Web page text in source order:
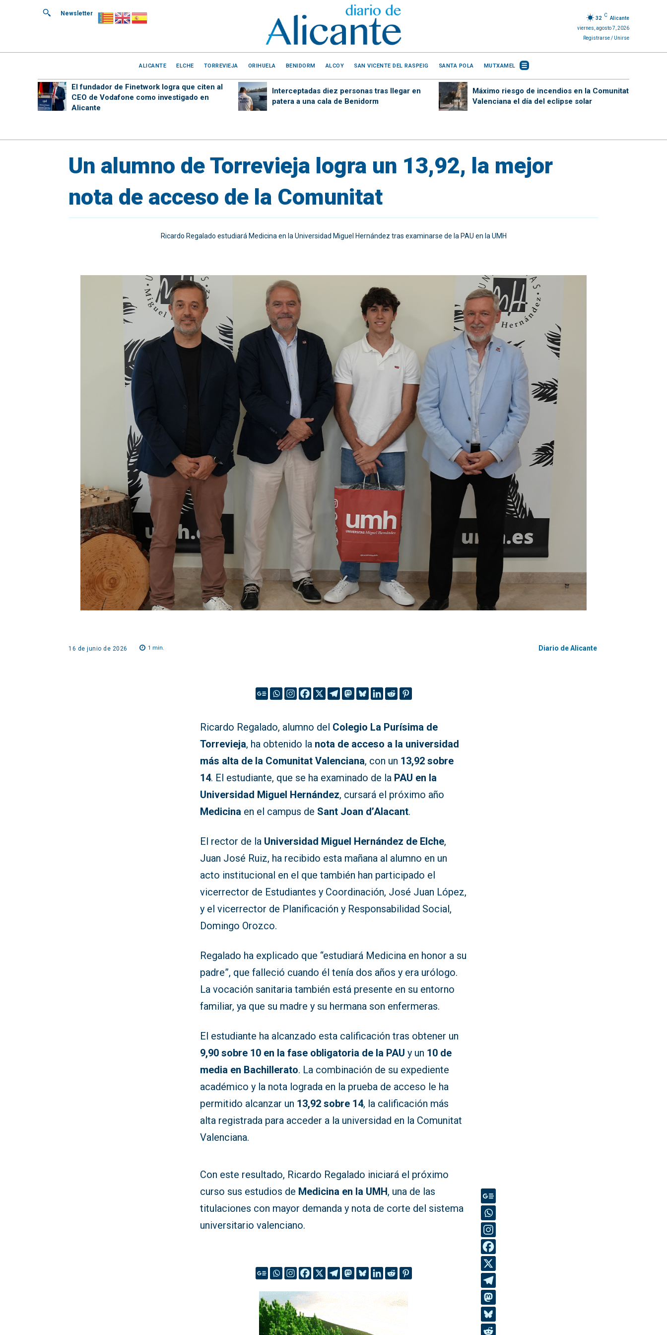
Newsletter
32
C
Alicante
viernes, agosto 7, 2026
Registrarse / Unirse
ALICANTE ELCHE TORREVIEJA ORIHUELA BENIDORM ALCOY SAN VICENTE DEL RASPEIG SANTA POLA MUTXAMEL
El fundador de Finetwork logra que citen al
CEO de Vodafone como investigado en
Alicante
Interceptadas diez personas tras llegar en
patera a una cala de Benidorm
Máximo riesgo de incendios en la Comunitat
Valenciana el día del eclipse solar
Un alumno de Torrevieja logra un 13,92, la mejor
nota de acceso de la Comunitat
Ricardo Regalado estudiará Medicina en la Universidad Miguel Hernández tras examinarse de la PAU en la UMH
16 de junio de 2026 1 min. Diario de Alicante
Ricardo Regalado, alumno del Colegio La Purísima de
Torrevieja, ha obtenido la nota de acceso a la universidad
más alta de la Comunitat Valenciana, con un 13,92 sobre
14. El estudiante, que se ha examinado de la PAU en la
Universidad Miguel Hernández, cursará el próximo año
Medicina en el campus de Sant Joan d’Alacant.
El rector de la Universidad Miguel Hernández de Elche,
Juan José Ruiz, ha recibido esta mañana al alumno en un
acto institucional en el que también han participado el
vicerrector de Estudiantes y Coordinación, José Juan López,
y el vicerrector de Planificación y Responsabilidad Social,
Domingo Orozco.
Regalado ha explicado que “estudiará Medicina en honor a su
padre”, que falleció cuando él tenía dos años y era urólogo.
La vocación sanitaria también está presente en su entorno
familiar, ya que su madre y su hermana son enfermeras.
El estudiante ha alcanzado esta calificación tras obtener un
9,90 sobre 10 en la fase obligatoria de la PAU y un 10 de
media en Bachillerato. La combinación de su expediente
académico y la nota lograda en la prueba de acceso le ha
permitido alcanzar un 13,92 sobre 14, la calificación más
alta registrada para acceder a la universidad en la Comunitat
Valenciana.
Con este resultado, Ricardo Regalado iniciará el próximo
curso sus estudios de Medicina en la UMH, una de las
titulaciones con mayor demanda y nota de corte del sistema
universitario valenciano.